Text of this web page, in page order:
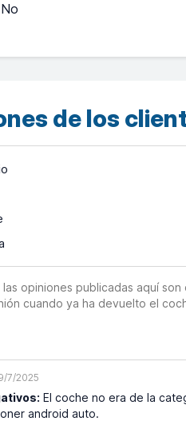
No
de los
opiniones publicadas aquí
cuando ya ha devuelto el
7/2025
El coche no era de la
android auto.